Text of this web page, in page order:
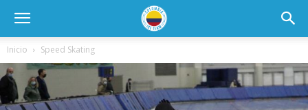
Inicio Speed Skating